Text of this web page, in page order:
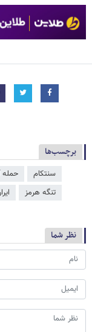
برچسب‌ها
سنتکام حمله
تنگه هرمز
نظر شما